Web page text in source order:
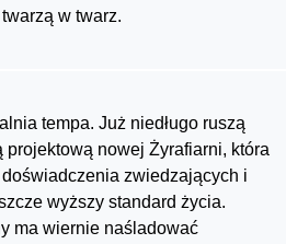
w twarz.
tempa. Już niedługo ruszą
projektową nowej Żyrafiarni, która
zwiedzających i
wyższy standard życia.
ma wiernie naśladować